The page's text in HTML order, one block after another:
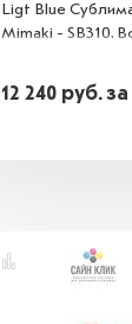
Ligt Blue
Mimaki - SB310.
12 240 руб.за